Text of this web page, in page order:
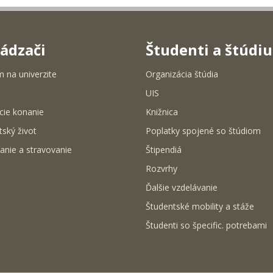
na univerzite
konanie
život
a stravovanie
Študenti a
Organizácia štúdia
UIS
Knižnica
Poplatky spojené so štúdiom
Štipendiá
Rozvrhy
Ďalšie vzdelávanie
Študentské mobility a stáže
Študenti so špecific. potrebami